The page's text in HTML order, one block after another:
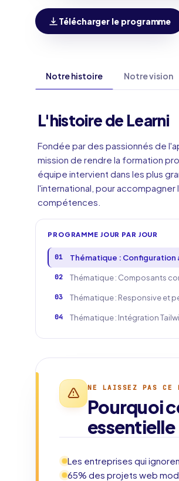
Télécharger le programme
Notre histoire Notre vision
L'histoire de Learni
Fondée par des passionnés de
mission de rendre la formation
équipe intervient dans les plus
l'international, pour
compétences.
PROGRAMME JOUR PAR JOUR
01 Thématique : Configuration
02 Thématique : Composants
03 Thématique : Responsive et
04 Thématique : Intégration
NE LAISSEZ PAS CE
Pourquoi
essentielle
Les entreprises qui
65% des projets web